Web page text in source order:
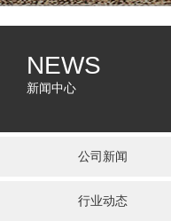
NEWS
新闻中心
公司新闻
行业动态